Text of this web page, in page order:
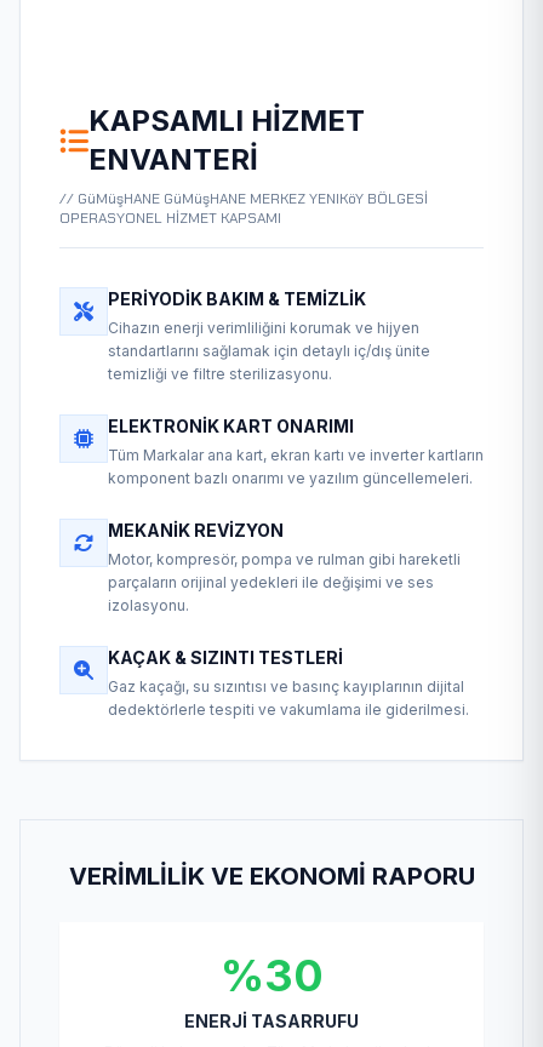
KAPSAMLI HIZMET
ENVANTERI
// GüMüşHANE GüMüşHANE MERKEZ YENIKöY BÖLGESİ
OPERASYONEL HİZMET KAPSAMI
PERIYODIK BAKIM & TEMIZLIK
Cihazın enerji verimliliğini korumak ve hijyen
standartlarını sağlamak için detaylı iç/dış ünite
temizliği ve filtre sterilizasyonu.
ELEKTRONIK KART ONARIMI
Tüm Markalar ana kart, ekran kartı ve inverter kartların
komponent bazlı onarımı ve yazılım güncellemeleri.
MEKANIK REVIZYON
Motor, kompresör, pompa ve rulman gibi hareketli
parçaların orijinal yedekleri ile değişimi ve ses
izolasyonu.
KAÇAK & SIZINTI TESTLERI
Gaz kaçağı, su sızıntısı ve basınç kayıplarının dijital
dedektörlerle tespiti ve vakumlama ile giderilmesi.
VERIMLILIK VE EKONOMI RAPORU
%30
ENERJI TASARRUFU